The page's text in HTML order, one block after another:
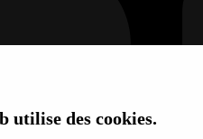
utilise des cookies.